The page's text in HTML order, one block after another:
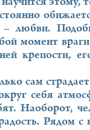
– любви.
момент
крепости,
сам
себя
Наоборот,
Рядом с